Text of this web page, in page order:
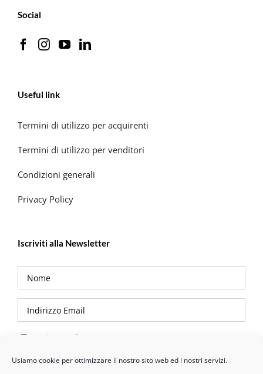
Usiamo cookie per ottimizzare il nostro sito web ed i nostri servizi.
Social
Useful link
Termini di utilizzo per acquirenti
Termini di utilizzo per venditori
Condizioni generali
Privacy Policy
Iscriviti alla Newsletter
Privacy Policy